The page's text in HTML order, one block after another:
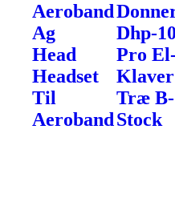
Aeroband
Ag
Head
Headset
Til
Aeroband
Dhp-
Pro
Klaver
Træ B-
Stock